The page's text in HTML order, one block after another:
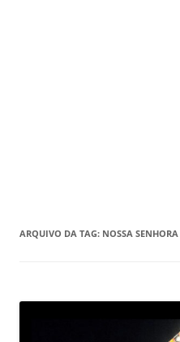
ARQUIVO DA TAG: NOSSA